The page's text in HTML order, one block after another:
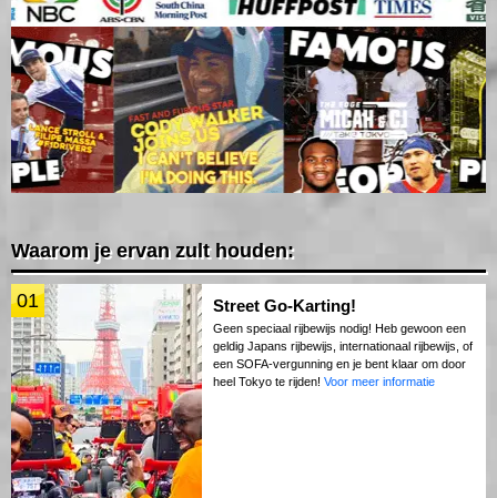
Waarom je ervan zult houden:
01 Street Go-Karting!
Geen speciaal rijbewijs nodig! Heb gewoon een
geldig Japans rijbewijs, internationaal rijbewijs, of
een SOFA-vergunning en je bent klaar om door
heel Tokyo te rijden! Voor meer informatie